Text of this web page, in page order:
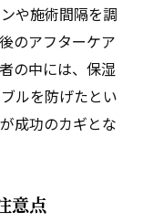
や施術間隔を調
のアフターケア
の中には、保湿
ルを防げたとい
成功のカギとな
意点